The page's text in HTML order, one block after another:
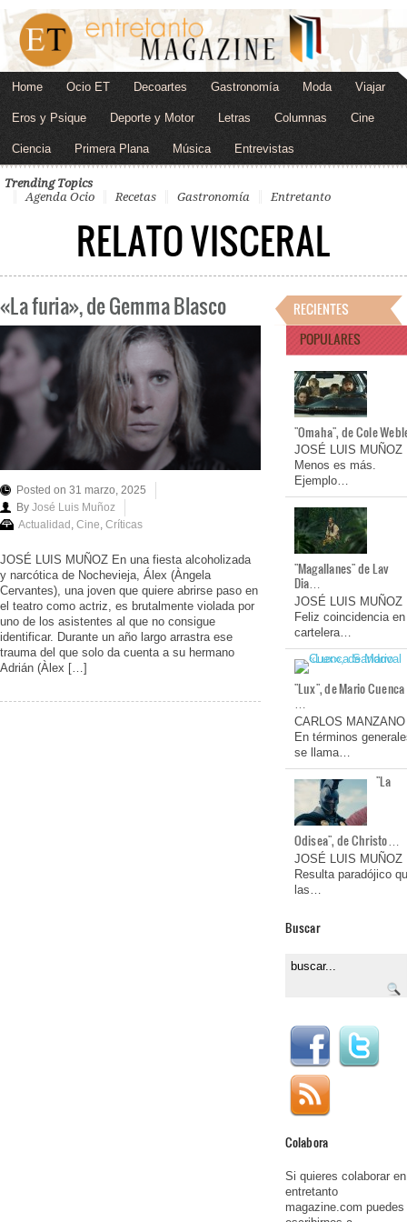
Home Ocio ET Decoartes Gastronomía Moda Viajar
Eros y Psique Deporte y Motor Letras Columnas Cine
Ciencia Primera Plana Música Entrevistas
Trending Topics
Agenda Ocio
Recetas Gastronomía Entretanto
RELATO VISCERAL
«La furia», de Gemma Blasco
Posted on 31 marzo, 2025
By José Luis Muñoz
Actualidad, Cine, Críticas
JOSÉ LUIS MUÑOZ En una fiesta alcoholizada
y narcótica de Nochevieja, Álex (Àngela
Cervantes), una joven que quiere abrirse paso en
el teatro como actriz, es brutalmente violada por
uno de los asistentes al que no consigue
identificar. Durante un año largo arrastra ese
trauma del que solo da cuenta a su hermano
Adrián (Àlex […]
RECIENTES
POPULARES
"Omaha", de Cole
JOSÉ LUIS MUÑOZ
Menos es más.
Ejemplo…
"Magallanes" de Lav
Dia…
JOSÉ LUIS MUÑOZ
Feliz coincidencia en
cartelera…
"Lux", de Mario Cuenca
…
CARLOS MANZANO
En términos
se llama…
"La
Odisea", de Christo…
JOSÉ LUIS MUÑOZ
Resulta paradójico
las…
Buscar
Colabora
Si quieres colaborar en
entretanto
magazine.com puedes